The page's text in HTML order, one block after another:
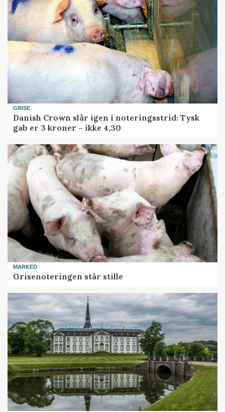
GRISE
Danish Crown slår igen i noteringsstrid: Tysk
gab er 3 kroner – ikke 4,30
MARKED
Grisenoteringen står stille